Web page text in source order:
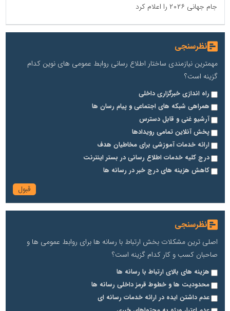
جام جهانی ۲۰۲۶ را اعلام کرد
نظرسنجی
مهمترین نیازمندی ساختار اطلاع رسانی روابط عمومی های نوین کدام
گزینه است؟
راه اندازی خبرگزاری داخلی
همراهی شبکه های اجتماعی و پیام رسان ها
آرشیو غنی و قابل دسترس
پخش آنلاین تمامی رویدادها
ارائه خدمات آموزشی برای مخاطیان هدف
درج کلیه خدمات اطلاع رسانی در بستر اینترنت
کاهش هزینه های درج خبر در رسانه ها
نظرسنجی
اصلی ترین مشکلات بخش ارتباط با رسانه ها برای روابط عمومی ها و
صاحبان کسب و کار کدام گزینه است؟
هزینه های بالای ارتباط با رسانه ها
محدودیت ها و خطوط قرمز داخلی رسانه ها
عدم داشتن ایده در ارائه خدمات رسانه ای